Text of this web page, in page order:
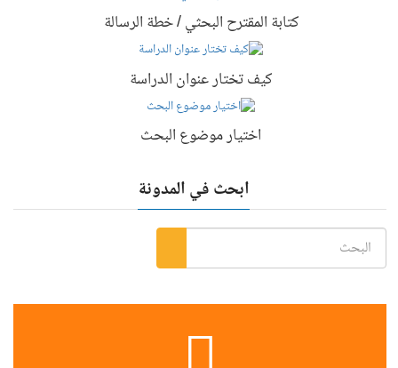
كتابة المقترح البحثي / خطة الرسالة
كيف تختار عنوان الدراسة
اختيار موضوع البحث
ابحث في المدونة